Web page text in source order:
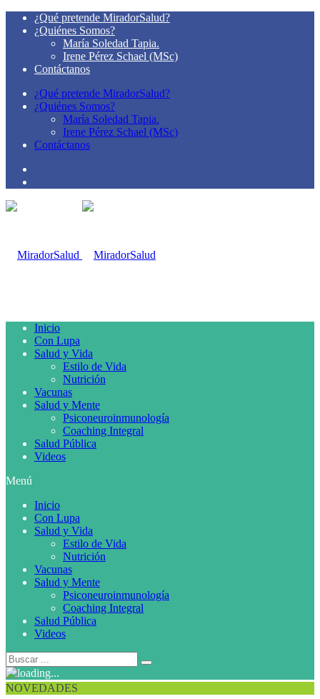
¿Qué pretende MiradorSalud?
¿Quiénes Somos?
María Soledad Tapia.
Irene Pérez Schael (MSc)
Contáctanos
¿Qué pretende MiradorSalud?
¿Quiénes Somos?
María Soledad Tapia.
Irene Pérez Schael (MSc)
Contáctanos
Inicio
Con Lupa
Salud y Vida
Estilo de Vida
Nutrición
Vacunas
Salud y Mente
Psiconeuroinmunología
Coaching Integral
Salud Pública
Videos
Menú
Inicio
Con Lupa
Salud y Vida
Estilo de Vida
Nutrición
Vacunas
Salud y Mente
Psiconeuroinmunología
Coaching Integral
Salud Pública
Videos
NOVEDADES